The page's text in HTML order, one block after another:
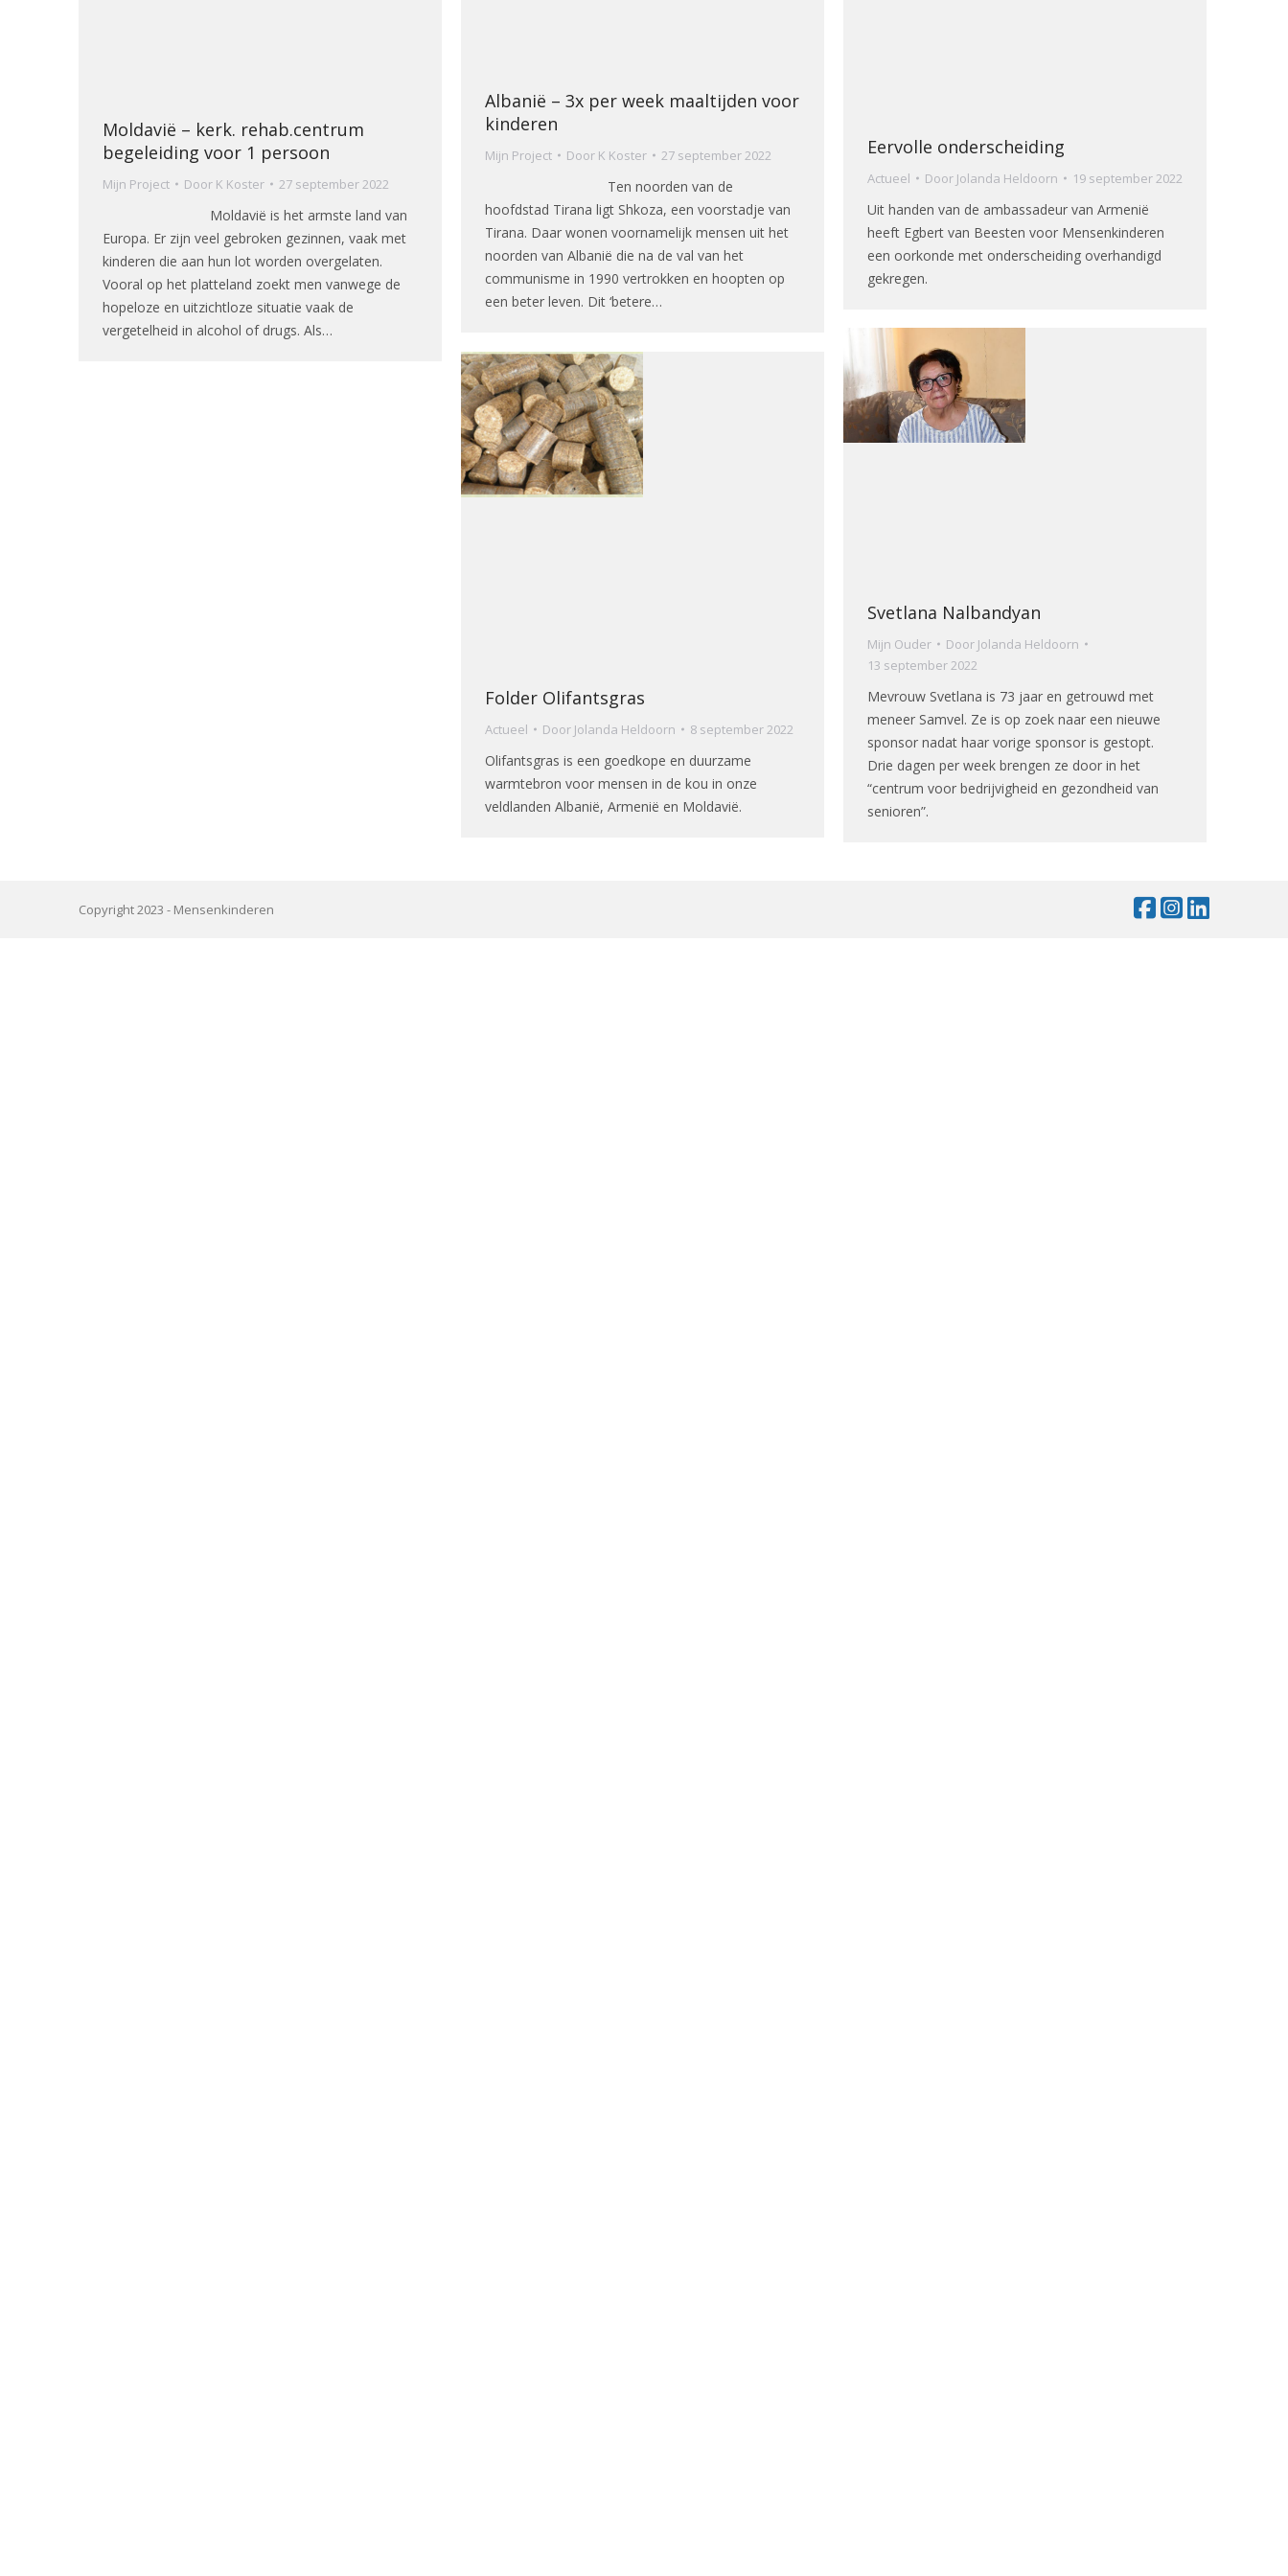
Moldavië – kerk. rehab.centrum
begeleiding voor 1 persoon
Mijn Project Door K Koster 27 september 2022
Moldavië is het armste land van
Europa. Er zijn veel gebroken gezinnen, vaak met
kinderen die aan hun lot worden overgelaten.
Vooral op het platteland zoekt men vanwege de
hopeloze en uitzichtloze situatie vaak de
vergetelheid in alcohol of drugs. Als…
Albanië – 3x per week maaltijden voor
kinderen
Mijn Project Door K Koster 27 september 2022
Ten noorden van de
hoofdstad Tirana ligt Shkoza, een voorstadje van
Tirana. Daar wonen voornamelijk mensen uit het
noorden van Albanië die na de val van het
communisme in 1990 vertrokken en hoopten op
een beter leven. Dit ‘betere…
Eervolle onderscheiding
Actueel Door Jolanda Heldoorn 19 september 2022
Uit handen van de ambassadeur van Armenië
heeft Egbert van Beesten voor Mensenkinderen
een oorkonde met onderscheiding overhandigd
gekregen.
Svetlana Nalbandyan
Mijn Ouder Door Jolanda Heldoorn
13 september 2022
Mevrouw Svetlana is 73 jaar en getrouwd met
meneer Samvel. Ze is op zoek naar een nieuwe
sponsor nadat haar vorige sponsor is gestopt.
Drie dagen per week brengen ze door in het
“centrum voor bedrijvigheid en gezondheid van
senioren”.
Folder Olifantsgras
Actueel Door Jolanda Heldoorn 8 september 2022
Olifantsgras is een goedkope en duurzame
warmtebron voor mensen in de kou in onze
veldlanden Albanië, Armenië en Moldavië.
Copyright 2023 - Mensenkinderen